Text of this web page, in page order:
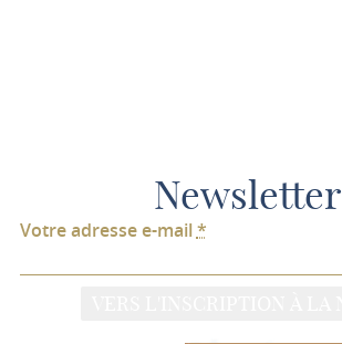
Newsletter
Votre adresse e-mail*